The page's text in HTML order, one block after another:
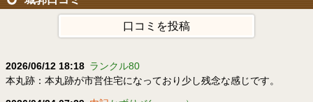
口コミを投稿
2026/06/12 18:18 ランクル80
本丸跡：本丸跡が市営住宅になっており少し残念な感じです。